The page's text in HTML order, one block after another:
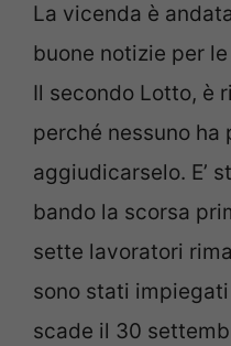
La vicenda è
buone notizie per le
Il secondo Lotto, è
perché nessuno
aggiudicarselo. E’
bando la scorsa
sette lavoratori
sono stati
scade il 30